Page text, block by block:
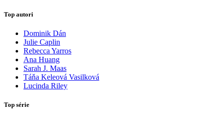
Top autori
Dominik Dán
Julie Caplin
Rebecca Yarros
Ana Huang
Sarah J. Maas
Táňa Keleová Vasilková
Lucinda Riley
Top série